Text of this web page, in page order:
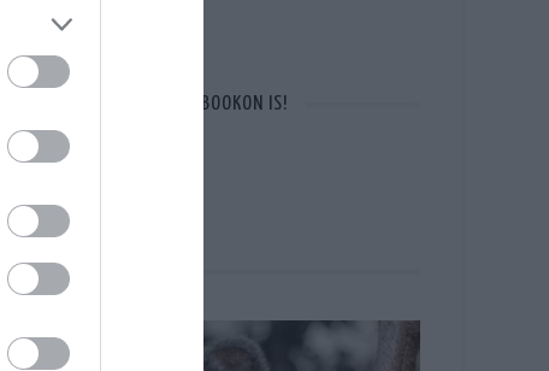
OTT VAGYUNK A FACEBOOKON IS!
CÍMLAPON